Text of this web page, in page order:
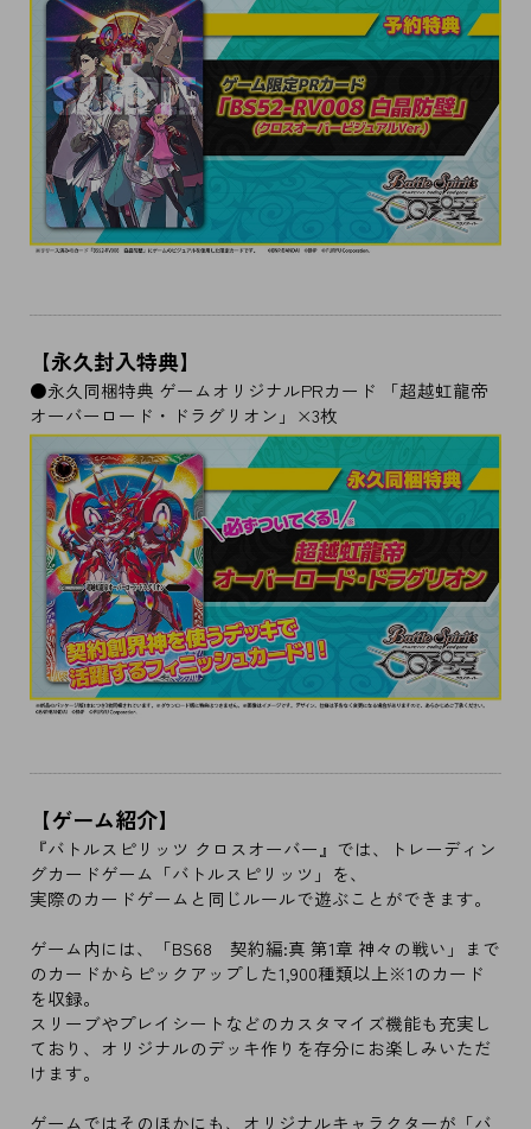
【永久封入特典】
●永久同梱特典 ゲームオリジナルPRカード 「超越虹龍帝
オーバーロード・ドラグリオン」×3枚
【ゲーム紹介】
『バトルスピリッツ クロスオーバー』では、トレーディン
グカードゲーム「バトルスピリッツ」を、
実際のカードゲームと同じルールで遊ぶことができます。
ゲーム内には、「BS68 契約編:真 第1章 神々の戦い」まで
のカードからピックアップした1,900種類以上※1のカード
を収録。
スリーブやプレイシートなどのカスタマイズ機能も充実し
ており、オリジナルのデッキ作りを存分にお楽しみいただ
けます。
ゲームではそのほかにも、オリジナルキャラクターが「バ